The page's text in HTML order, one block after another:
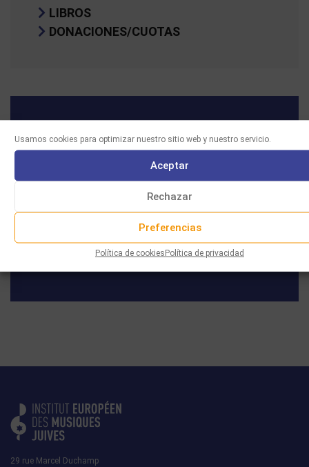
Usamos cookies para optimizar nuestro sitio web y nuestro servicio.
Aceptar
Rechazar
Preferencias
Política de cookiesPolítica de privacidad
LIBROS
DONACIONES/CUOTAS
29 rue Marcel Duchamp
(Accès par le 42 rue Nationale)
+ 33 (0)1 45 82 20 52
29 rue Marcel Duchamp